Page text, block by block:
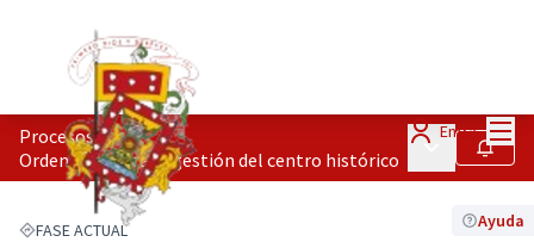
Entra
Procesos /
Ordenanza para la gestión del centro histórico
Menú Seguir
Ayuda
FASE ACTUAL